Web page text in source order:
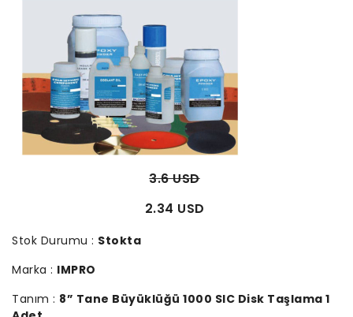
3.6 USD
2.34 USD
Stok Durumu : Stokta
Marka : IMPRO
Tanım : 8” Tane Büyüklüğü 1000 SIC Disk Taşlama 1